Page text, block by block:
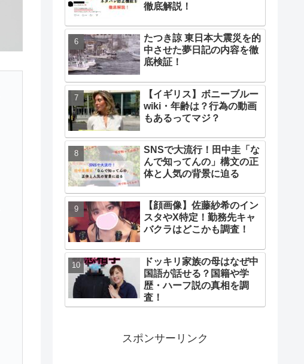
徹底解説！
たつき諒 東日本大震災を的
中させた夢日記の内容を徹
底検証！
【イギリス】ボニーブルー
wiki・年齢は？行為の動画
もあるってマジ？
SNSで大流行！田中圭「な
んで知ってんの」構文の正
体と人気の背景に迫る
【顔画像】佐藤紗希のイン
スタやX特定！勤務先キャ
バクラはどこかも調査！
ドッキリ家族の母はなぜ中
国語が話せる？国籍や学
歴・ハーフ説の真相を調
査！
スポンサーリンク